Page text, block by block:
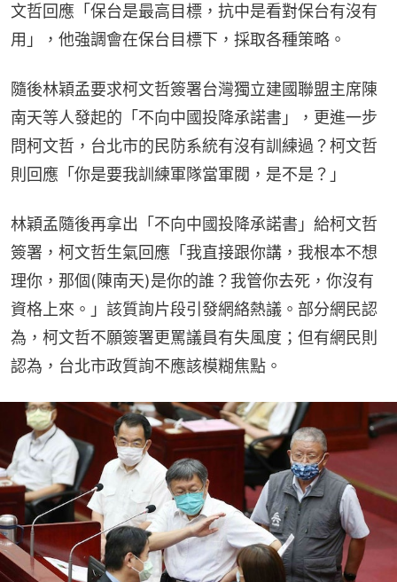
文哲回應「保台是最高目標，抗中是看對保台有沒有
用」，他強調會在保台目標下，採取各種策略。
隨後林穎孟要求柯文哲簽署台灣獨立建國聯盟主席陳
南天等人發起的「不向中國投降承諾書」，更進一步
問柯文哲，台北市的民防系統有沒有訓練過？柯文哲
則回應「你是要我訓練軍隊當軍閥，是不是？」
林穎孟隨後再拿出「不向中國投降承諾書」給柯文哲
簽署，柯文哲生氣回應「我直接跟你講，我根本不想
理你，那個(陳南天)是你的誰？我管你去死，你沒有
資格上來。」該質詢片段引發網絡熱議。部分網民認
為，柯文哲不願簽署更罵議員有失風度；但有網民則
認為，台北市政質詢不應該模糊焦點。